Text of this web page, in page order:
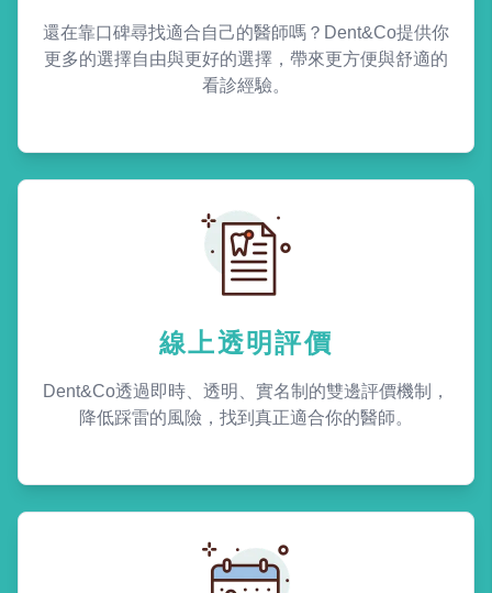
還在靠口碑尋找適合自己的醫師嗎？Dent&Co提供你
更多的選擇自由與更好的選擇，帶來更方便與舒適的
看診經驗。
線上透明評價
Dent&Co透過即時、透明、實名制的雙邊評價機制，
降低踩雷的風險，找到真正適合你的醫師。